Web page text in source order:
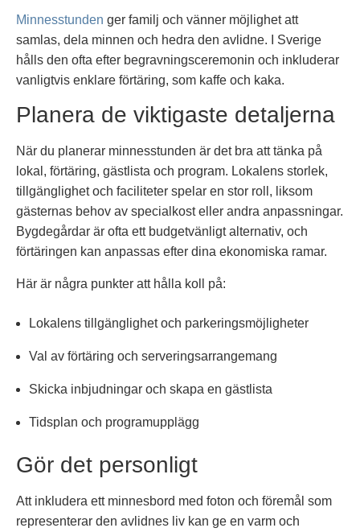
Minnesstunden ger familj och vänner möjlighet att
samlas, dela minnen och hedra den avlidne. I Sverige
hålls den ofta efter begravningsceremonin och inkluderar
vanligtvis enklare förtäring, som kaffe och kaka.
Planera de viktigaste detaljerna
När du planerar minnesstunden är det bra att tänka på
lokal, förtäring, gästlista och program. Lokalens storlek,
tillgänglighet och faciliteter spelar en stor roll, liksom
gästernas behov av specialkost eller andra anpassningar.
Bygdegårdar är ofta ett budgetvänligt alternativ, och
förtäringen kan anpassas efter dina ekonomiska ramar.
Här är några punkter att hålla koll på:
Lokalens tillgänglighet och parkeringsmöjligheter
Val av förtäring och serveringsarrangemang
Skicka inbjudningar och skapa en gästlista
Tidsplan och programupplägg
Gör det personligt
Att inkludera ett minnesbord med foton och föremål som
representerar den avlidnes liv kan ge en varm och